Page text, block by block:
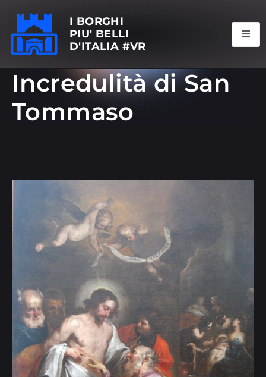
I BORGHI
PIU' BELLI
D'ITALIA #VR
Incredulità di San
Tommaso